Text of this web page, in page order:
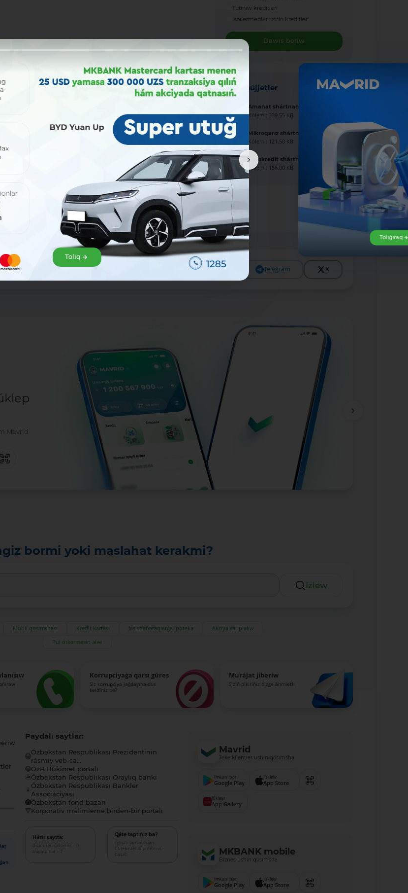
Tutınıw kreditleri
Isbilermenler ushin kreditler
Dawıs beriw
Jańa hújjetler
Amanat shártnaması úlgisi
Kólemi: 339.55 KB
Mikroqarız shártnaması úlgisi
Kólemi: 121.50 KB
Avtokredit shártnaması úlgisi
Kólemi: 156.00 KB
Facebook Telegram X
Mavrid
bormi yoki maslahat kerakmi?
Izlew
Mobil qosımshası Kredit kartası Jas shańaraqlarǵa ipoteka
Akciya satıp alıw
Pul ótkermesin alıw
Korrupciyaǵa qarsı gúres
Siz korrupciya jaǵdayına dus
keldiniz be?
Múrájat jiberiw
Siziń pikirińiz bizge áhmietli
Paydalı saytlar:
Ózbekstan Respublikası Prezidentinin
rásmiy veb-sa...
ÓzR Húkimet portalı
Ózbekstan Respublikası Oraylıq banki
Ózbekstan Respublikası Bankler
Associaciyası
Ózbekstan fond bazarı
Korporativ málimleme birden-bir portalı
Házir saytta:
dizimnen ótkenler - 0,
miymanlar - 7
Qáte taptıńız ba?
Tekstti tanlań hám
Ctrl+Enter túymelerin
basıń.
Mavrid
Jeke klientler ushın qosımsha
Imkani bar
Google Play
Júklew
App Store
Júklew
App Gallery
MKBANK mobile
Biznes ushın qosımsha
Imkani bar
Google Play
Júklew
App Store
Tolıq
Tolıǵıraq